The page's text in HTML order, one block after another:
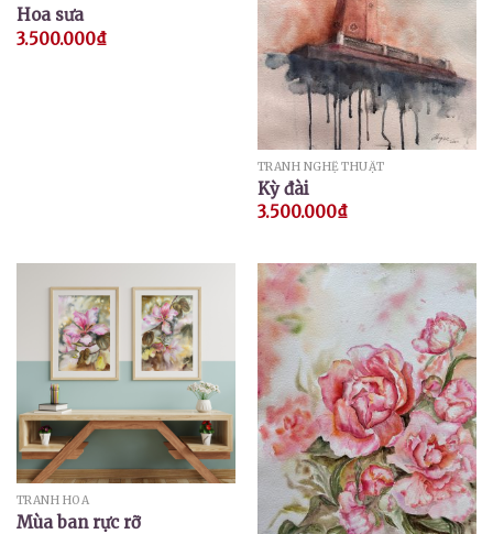
Hoa sưa
3.500.000₫
TRANH NGHỆ THUẬT
Kỳ đài
3.500.000₫
TRANH HOA
Mùa ban rực rỡ